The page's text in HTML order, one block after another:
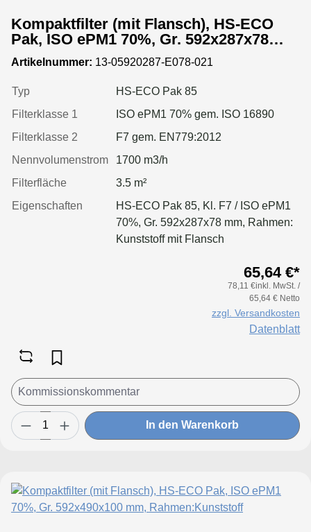
Kompaktfilter (mit Flansch), HS-ECO
Pak, ISO ePM1 70%, Gr. 592x287x78
mm, Rahmen:Kunststoff
Artikelnummer: 13-05920287-E078-021
Typ
HS-ECO Pak 85
Filterklasse 1
ISO ePM1 70% gem. ISO 16890
Filterklasse 2
F7 gem. EN779:2012
Nennvolumenstrom
1700 m3/h
Filterfläche
3.5 m²
Eigenschaften
HS-ECO Pak 85, Kl. F7 / ISO ePM1
70%, Gr. 592x287x78 mm, Rahmen:
Kunststoff mit Flansch
65,64 €*
78,11 €inkl. MwSt. /
65,64 € Netto
zzgl. Versandkosten
Datenblatt
In den Warenkorb